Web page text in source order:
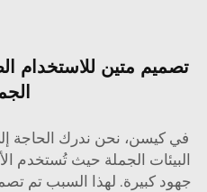
تصميم متين للاستخدام
في كيسن، نحن ندرك الحاجة
البيئات الجملة حيث تُستخدم
جهود كبيرة. لهذا السبب تم